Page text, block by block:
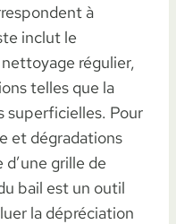
à
inclut le
régulier,
telles que la
superficielles. Pour
et dégradations
grille de
bail est un outil
la dépréciation